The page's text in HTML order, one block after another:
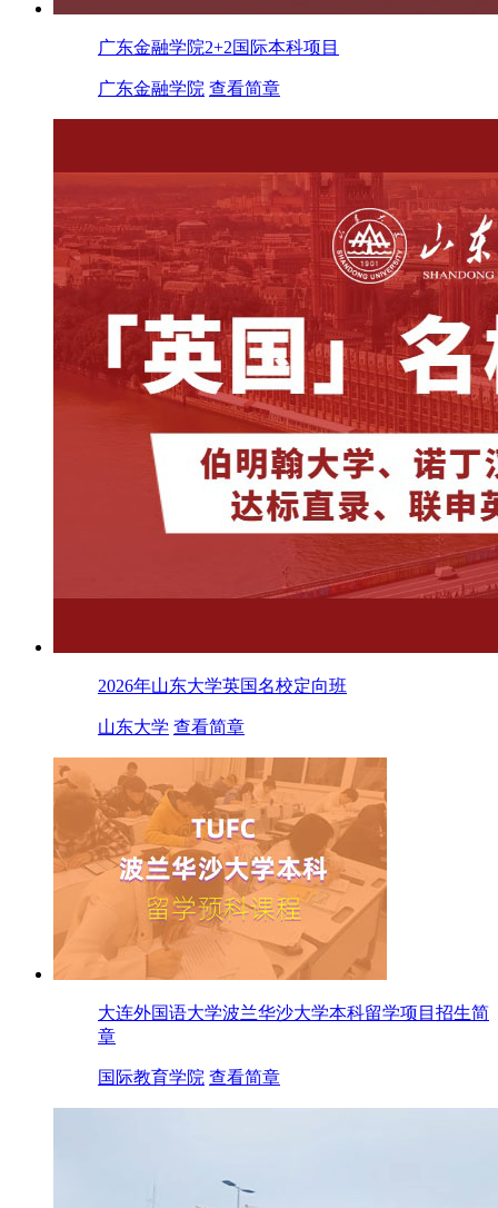
广东金融学院2+2国际本科项目
广东金融学院 查看简章
2026年山东大学英国名校定向班
山东大学 查看简章
大连外国语大学波兰华沙大学本科留学项目招生简
章
国际教育学院 查看简章